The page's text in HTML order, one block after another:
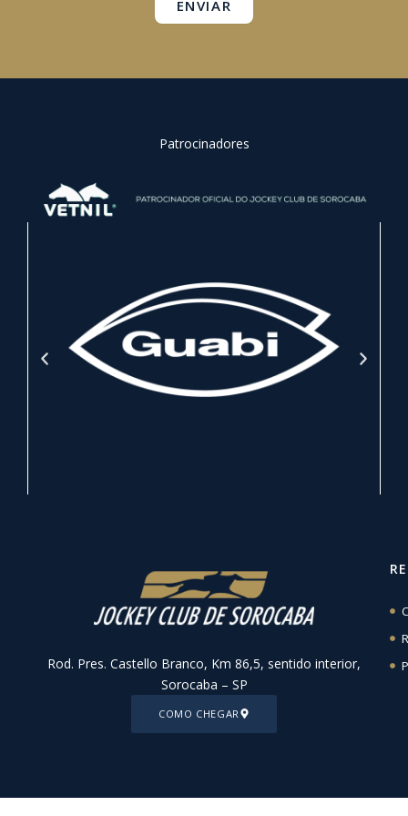
ENVIAR
Patrocinadores
Rod. Pres. Castello Branco, Km 86,5, sentido interior,
Sorocaba – SP
COMO CHEGAR